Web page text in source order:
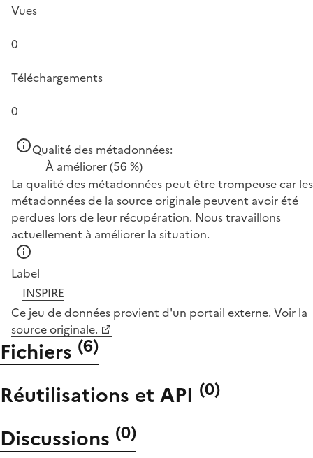
Vues
0
Téléchargements
0
Qualité des métadonnées:
À améliorer(56 %)
La qualité des métadonnées peut être trompeuse car les
métadonnées de la source originale peuvent avoir été
perdues lors de leur récupération. Nous travaillons
actuellement à améliorer la situation.
Label
INSPIRE
Ce jeu de données provient d'un portail externe. Voir la
source originale.
Fichiers (6)
Réutilisations et API (0)
Discussions (0)